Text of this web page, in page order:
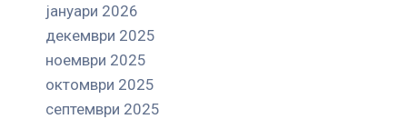
јануари 2026
декември 2025
ноември 2025
октомври 2025
септември 2025